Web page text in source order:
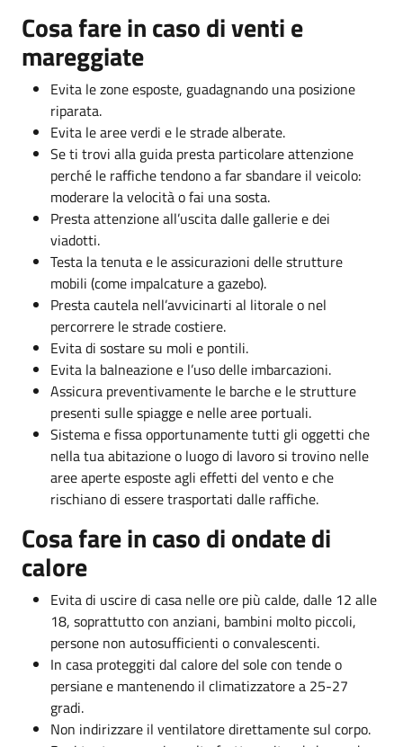
Cosa fare in caso di venti e
mareggiate
Evita le zone esposte, guadagnando una posizione
riparata.
Evita le aree verdi e le strade alberate.
Se ti trovi alla guida presta particolare attenzione
perché le raffiche tendono a far sbandare il veicolo:
moderare la velocità o fai una sosta.
Presta attenzione all’uscita dalle gallerie e dei
viadotti.
Testa la tenuta e le assicurazioni delle strutture
mobili (come impalcature a gazebo).
Presta cautela nell’avvicinarti al litorale o nel
percorrere le strade costiere.
Evita di sostare su moli e pontili.
Evita la balneazione e l’uso delle imbarcazioni.
Assicura preventivamente le barche e le strutture
presenti sulle spiagge e nelle aree portuali.
Sistema e fissa opportunamente tutti gli oggetti che
nella tua abitazione o luogo di lavoro si trovino nelle
aree aperte esposte agli effetti del vento e che
rischiano di essere trasportati dalle raffiche.
Cosa fare in caso di ondate di
calore
Evita di uscire di casa nelle ore più calde, dalle 12 alle
18, soprattutto con anziani, bambini molto piccoli,
persone non autosufficienti o convalescenti.
In casa proteggiti dal calore del sole con tende o
persiane e mantenendo il climatizzatore a 25-27
gradi.
Non indirizzare il ventilatore direttamente sul corpo.